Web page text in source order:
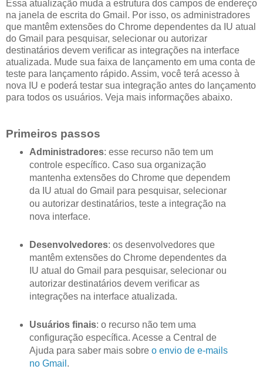
Essa atualização muda a estrutura dos campos de endereço
na janela de escrita do Gmail. Por isso, os administradores
que mantêm extensões do Chrome dependentes da IU atual
do Gmail para pesquisar, selecionar ou autorizar
destinatários devem verificar as integrações na interface
atualizada. Mude sua faixa de lançamento em uma conta de
teste para lançamento rápido. Assim, você terá acesso à
nova IU e poderá testar sua integração antes do lançamento
para todos os usuários. Veja mais informações abaixo.
Primeiros passos
Administradores: esse recurso não tem um
controle específico. Caso sua organização
mantenha extensões do Chrome que dependem
da IU atual do Gmail para pesquisar, selecionar
ou autorizar destinatários, teste a integração na
nova interface.
Desenvolvedores: os desenvolvedores que
mantêm extensões do Chrome dependentes da
IU atual do Gmail para pesquisar, selecionar ou
autorizar destinatários devem verificar as
integrações na interface atualizada.
Usuários finais: o recurso não tem uma
configuração específica. Acesse a Central de
Ajuda para saber mais sobre o envio de e-mails
no Gmail .